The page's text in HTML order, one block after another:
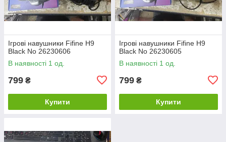
Ігрові навушники Fifine H9
Black No 26230606
В наявності 1 од.
799 ₴
Купити
Ігрові навушники Fifine H9
Black No 26230605
В наявності 1 од.
799 ₴
Купити